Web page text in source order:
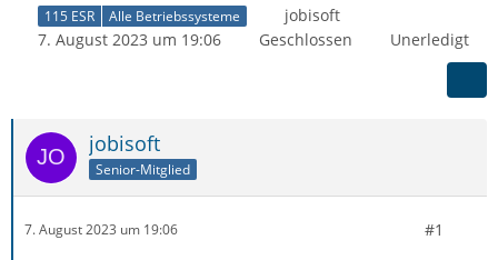
115 ESR Alle Betriebssysteme
jobisoft
7. August 2023 um 19:06
Geschlossen Unerledigt
jobisoft
Senior-Mitglied
7. August 2023 um 19:06 #1